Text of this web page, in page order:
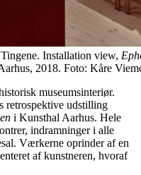
Installation view,
2018. Foto: Kåre
museumsinteriør.
retrospektive udstilling
i Kunsthal Aarhus. Hele
indramninger i alle
Værkerne oprinder af en
af kunstneren, hvoraf